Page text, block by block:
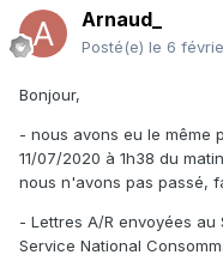
Arnaud_
Posté(e) le 6
Bonjour,
- nous avons eu le même
11/07/2020 à 1h38 du
nous n'avons pas passé,
- Lettres A/R envoyées
Service National